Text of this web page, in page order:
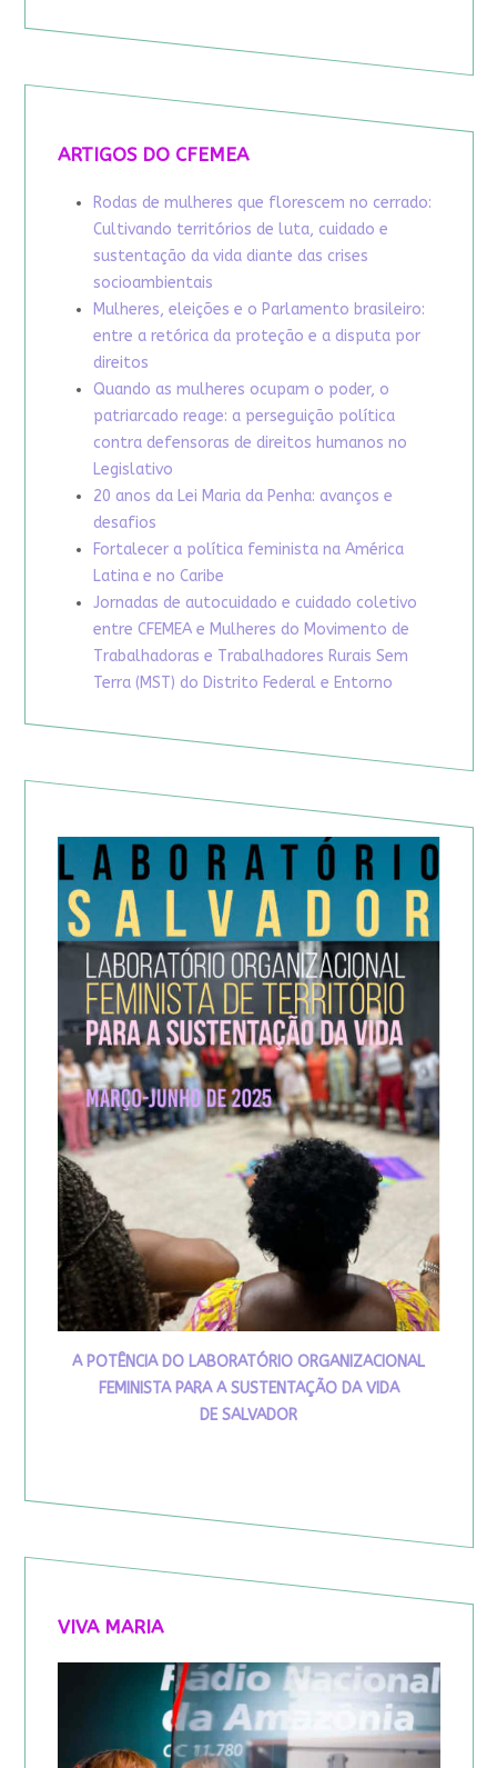
ARTIGOS DO CFEMEA
Rodas de mulheres que florescem no cerrado:
Cultivando territórios de luta, cuidado e
sustentação da vida diante das crises
socioambientais
Mulheres, eleições e o Parlamento brasileiro:
entre a retórica da proteção e a disputa por
direitos
Quando as mulheres ocupam o poder, o
patriarcado reage: a perseguição política
contra defensoras de direitos humanos no
Legislativo
20 anos da Lei Maria da Penha: avanços e
desafios
Fortalecer a política feminista na América
Latina e no Caribe
Jornadas de autocuidado e cuidado coletivo
entre CFEMEA e Mulheres do Movimento de
Trabalhadoras e Trabalhadores Rurais Sem
Terra (MST) do Distrito Federal e Entorno
A POTÊNCIA DO LABORATÓRIO ORGANIZACIONAL
FEMINISTA PARA A SUSTENTAÇÃO DA VIDA
DE SALVADOR
VIVA MARIA